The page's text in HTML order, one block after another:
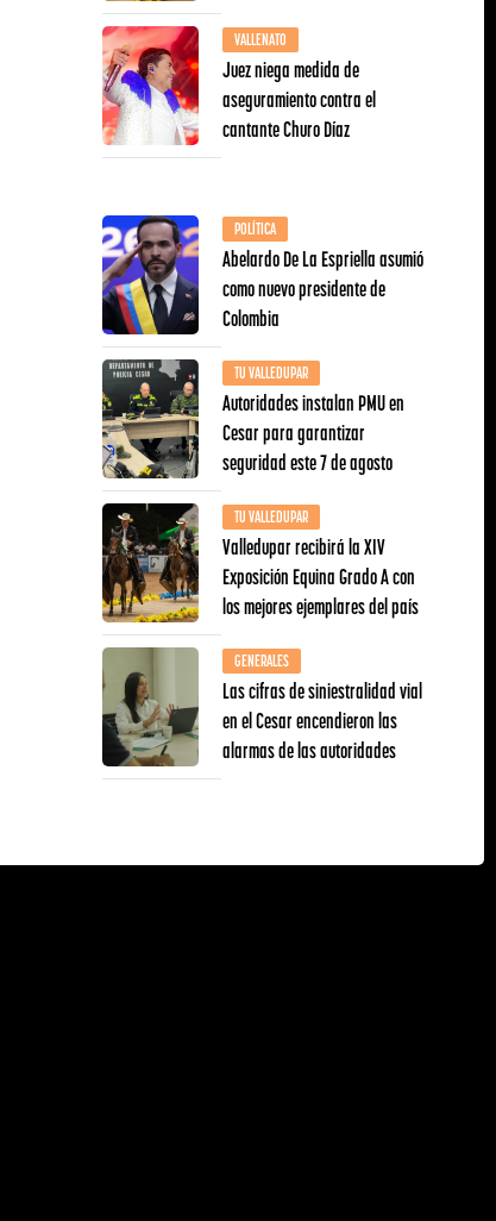
VALLENATO
Juez niega medida de
aseguramiento contra el
cantante Churo Díaz
POLÍTICA
Abelardo De La Espriella asumió
como nuevo presidente de
Colombia
TU VALLEDUPAR
Autoridades instalan PMU en
Cesar para garantizar
seguridad este 7 de agosto
TU VALLEDUPAR
Valledupar recibirá la XIV
Exposición Equina Grado A con
los mejores ejemplares del país
GENERALES
Las cifras de siniestralidad vial
en el Cesar encendieron las
alarmas de las autoridades